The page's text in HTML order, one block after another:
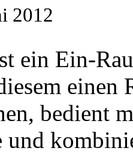
2012
ein Ein-
einen
bedient
und